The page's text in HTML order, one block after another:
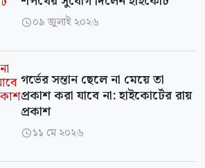
০৯ জুলাই ২০২৬
গর্ভের সন্তান ছেলে না মেয়ে তা
প্রকাশ করা যাবে না: হাইকোর্টের রায়
প্রকাশ
১১ মে ২০২৬